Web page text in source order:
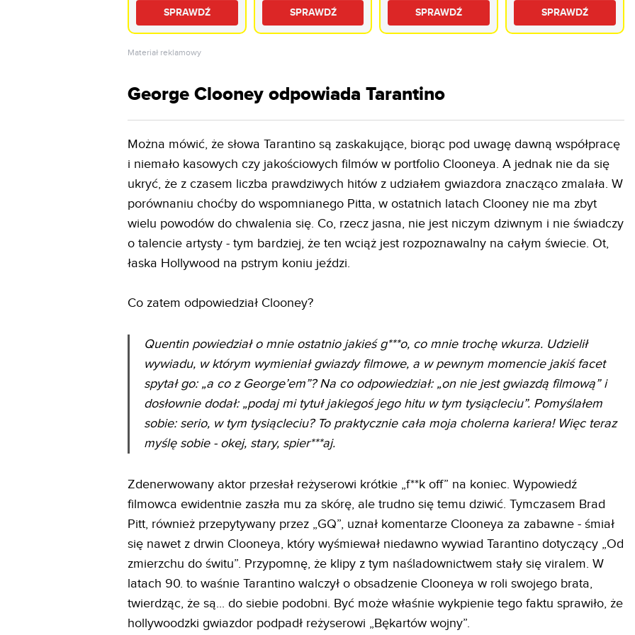
QD-Mini LED 8K
240Hz Tizen TV
Dolby Atmos HDMI
2.1
SPRAWDŹ
QD-Mini LED 4K
144Hz VRR Tizen
TV Dolby Atmos
SPRAWDŹ
WebOS TV Dolby
Vision Dolby Atmos
HDMI 2.1
SPRAWDŹ
INDIANA Line Diva
3 Dąb
SPRAWDŹ
Materiał reklamowy
George Clooney odpowiada Tarantino
Można mówić, że słowa Tarantino są zaskakujące, biorąc pod uwagę dawną współpracę
i niemało kasowych czy jakościowych filmów w portfolio Clooneya. A jednak nie da się
ukryć, że z czasem liczba prawdziwych hitów z udziałem gwiazdora znacząco zmalała. W
porównaniu choćby do wspomnianego Pitta, w ostatnich latach Clooney nie ma zbyt
wielu powodów do chwalenia się. Co, rzecz jasna, nie jest niczym dziwnym i nie świadczy
o talencie artysty - tym bardziej, że ten wciąż jest rozpoznawalny na całym świecie. Ot,
łaska Hollywood na pstrym koniu jeździ.
Co zatem odpowiedział Clooney?
Quentin powiedział o mnie ostatnio jakieś g***o, co mnie trochę wkurza. Udzielił
wywiadu, w którym wymieniał gwiazdy filmowe, a w pewnym momencie jakiś facet
spytał go: „a co z George’em”? Na co odpowiedział: „on nie jest gwiazdą filmową” i
dosłownie dodał: „podaj mi tytuł jakiegoś jego hitu w tym tysiącleciu”. Pomyślałem
sobie: serio, w tym tysiącleciu? To praktycznie cała moja cholerna kariera! Więc teraz
myślę sobie - okej, stary, spier***aj.
Zdenerwowany aktor przesłał reżyserowi krótkie „f**k off” na koniec. Wypowiedź
filmowca ewidentnie zaszła mu za skórę, ale trudno się temu dziwić. Tymczasem Brad
Pitt, również przepytywany przez „GQ”, uznał komentarze Clooneya za zabawne - śmiał
się nawet z drwin Clooneya, który wyśmiewał niedawno wywiad Tarantino dotyczący „Od
zmierzchu do świtu”. Przypomnę, że klipy z tym naśladownictwem stały się viralem. W
latach 90. to waśnie Tarantino walczył o obsadzenie Clooneya w roli swojego brata,
twierdząc, że są... do siebie podobni. Być może właśnie wykpienie tego faktu sprawiło, że
hollywoodzki gwiazdor podpadł reżyserowi „Bękartów wojny”.